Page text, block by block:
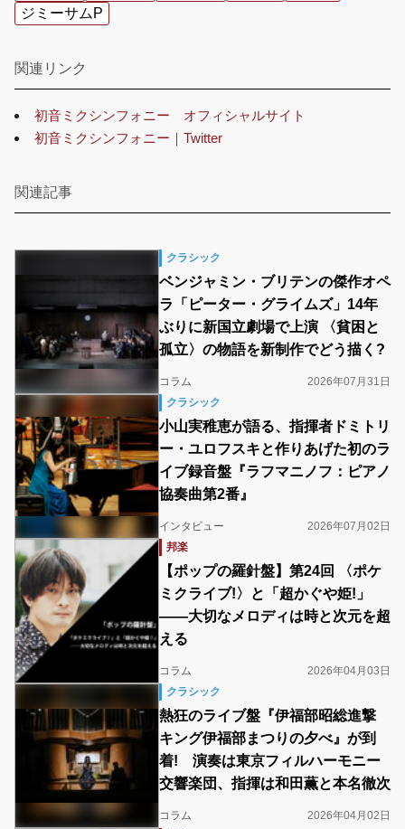
ジミーサムP
関連リンク
初音ミクシンフォニー オフィシャルサイト
初音ミクシンフォニー｜Twitter
関連記事
クラシック
ベンジャミン・ブリテンの傑作オペ
ラ「ピーター・グライムズ」14年
ぶりに新国立劇場で上演 〈貧困と
孤立〉の物語を新制作でどう描く?
コラム
2026年07月31日
クラシック
小山実稚恵が語る、指揮者ドミトリ
ー・ユロフスキと作りあげた初のラ
イブ録音盤『ラフマニノフ：ピアノ
協奏曲第2番』
インタビュー
2026年07月02日
邦楽
【ポップの羅針盤】第24回 〈ポケ
ミクライブ!〉と「超かぐや姫!」
――大切なメロディは時と次元を超
える
コラム
2026年04月03日
クラシック
熱狂のライブ盤『伊福部昭総進撃
キング伊福部まつりの夕べ』が到
着! 演奏は東京フィルハーモニー
交響楽団、指揮は和田薫と本名徹次
コラム
2026年04月02日